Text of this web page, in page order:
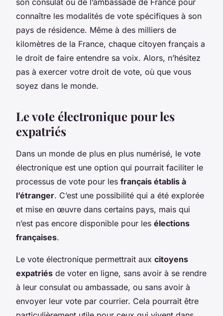
connaître les modalités de vote spécifiques à son
pays de résidence. Même à des milliers de
kilomètres de la France, chaque citoyen français a
le droit de faire entendre sa voix. Alors, n’hésitez
pas à exercer votre droit de vote, où que vous
soyez dans le monde.
Le vote électronique pour les
expatriés
Dans un monde de plus en plus numérisé, le vote
électronique est une option qui pourrait faciliter le
processus de vote pour les français établis à
l’étranger. C’est une possibilité qui a été explorée
et mise en œuvre dans certains pays, mais qui
n’est pas encore disponible pour les élections
françaises.
Le vote électronique permettrait aux citoyens
expatriés de voter en ligne, sans avoir à se rendre
à leur consulat ou ambassade, ou sans avoir à
envoyer leur vote par courrier. Cela pourrait être